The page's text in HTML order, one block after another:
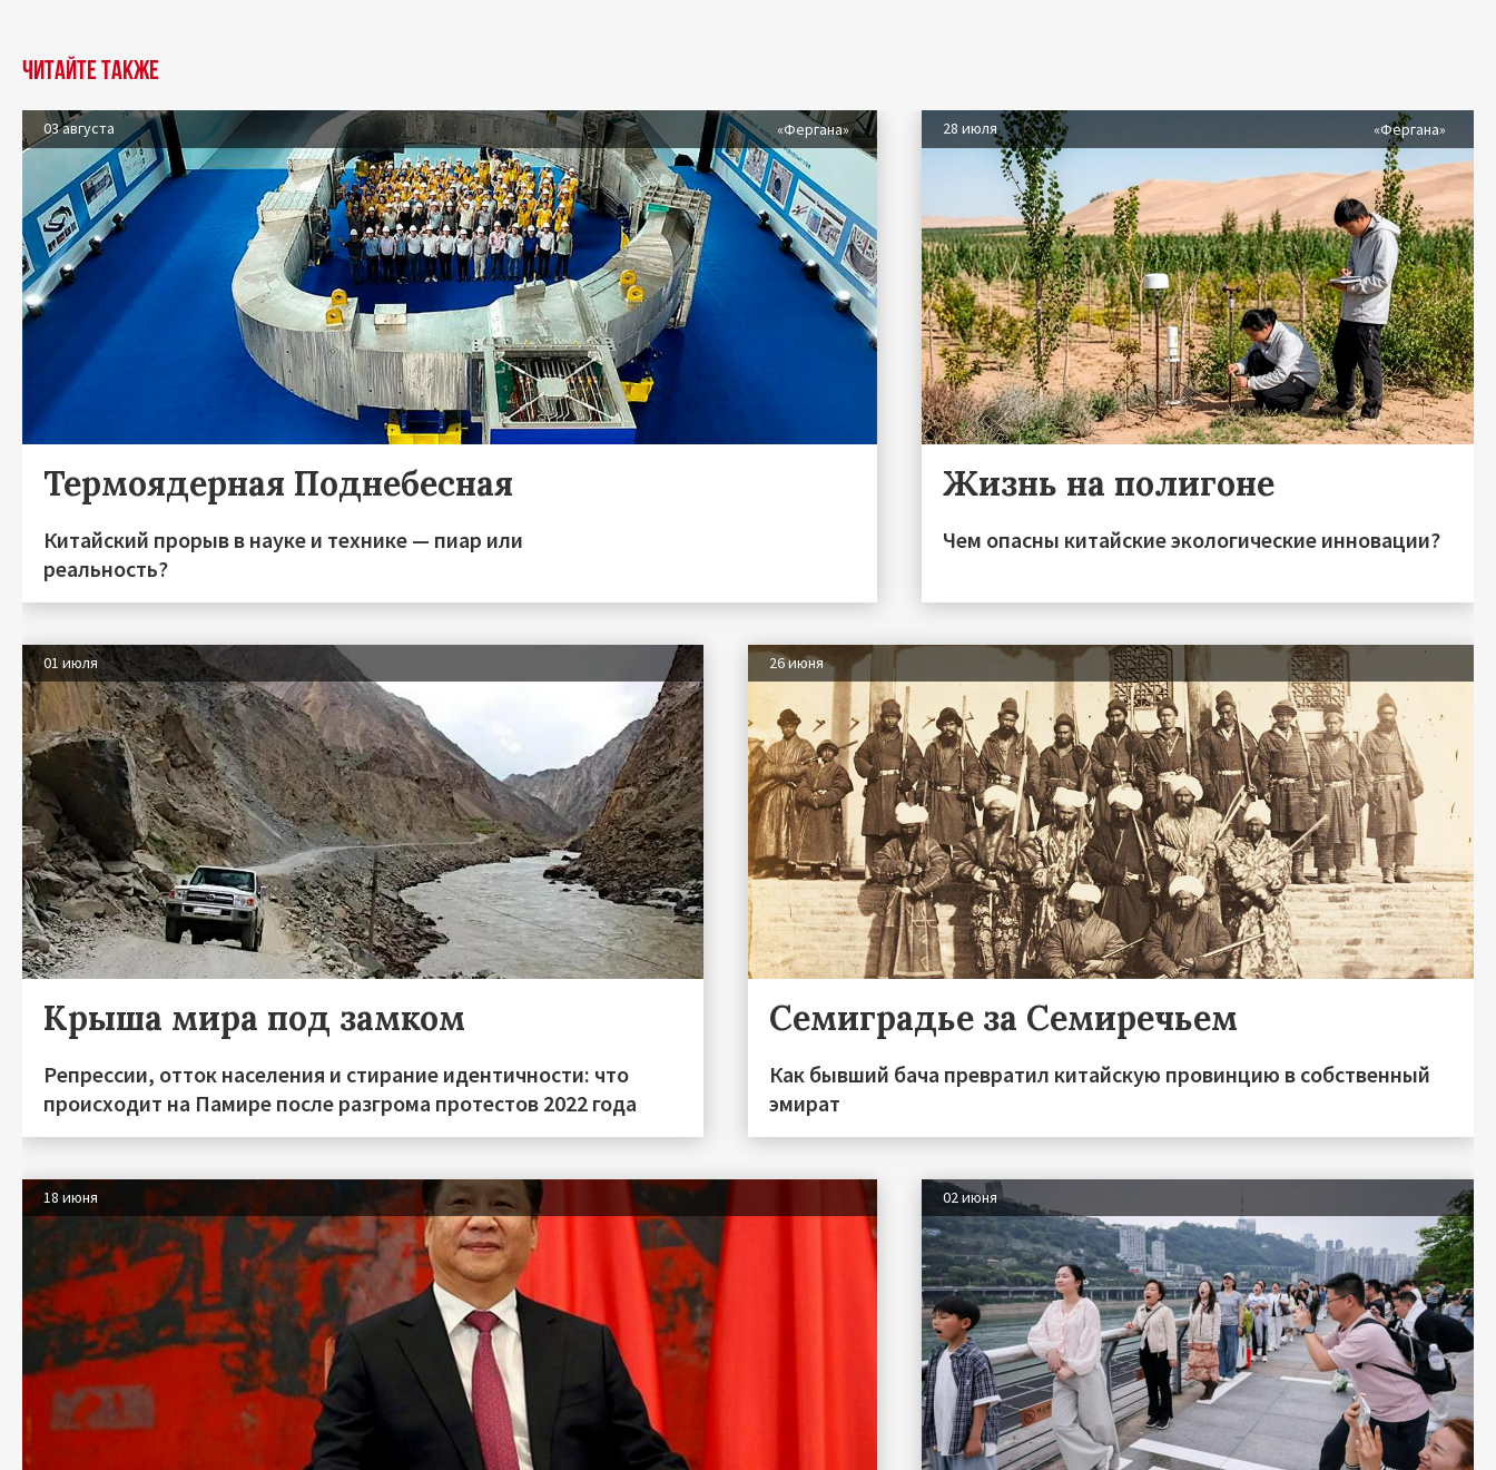
Читайте также
03 августа «Фергана»
Термоядерная Поднебесная
Китайский прорыв в науке и технике — пиар или
реальность?
28 июля «Фергана»
Жизнь на полигоне
Чем опасны китайские экологические инновации?
01 июля
Крыша мира под замком
Репрессии, отток населения и стирание идентичности: что
происходит на Памире после разгрома протестов 2022 года
26 июня
Семиградье за Семиречьем
Как бывший бача превратил китайскую провинцию в собственный
эмират
18 июня 02 июня